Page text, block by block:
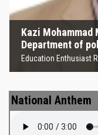
Kazi
Department of
Education Enthusiast
National Anthem